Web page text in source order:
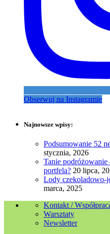
Obserwuj na Instagramie
Najnowsze wpisy:
Podsumowanie 52
stycznia, 2026
Tanie
portfela? 20 lipca,
Lody czekoladowo-
marca, 2025
Kontakt /
Warsztaty
Newsletter